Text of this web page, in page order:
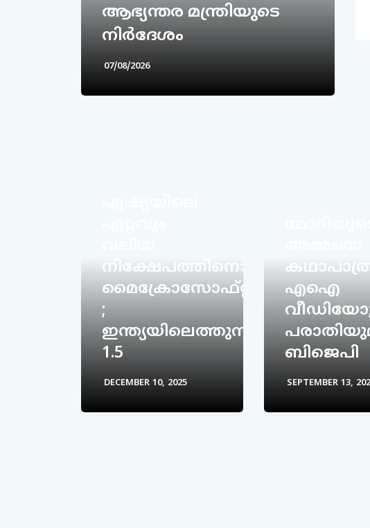
ആഭ്യന്തര മന്ത്രിയുടെ
നിര്‍ദേശം
07/08/2026
നിക്ഷേപത്തിനൊരുങ്ങി
മൈക്രോസോഫ്റ്റ്
;
ഇന്ത്യയിലെത്തുന്നത്
1.5
DECEMBER 10, 2025
എഐ
ബിജെപി
SEPTEMBER 13,